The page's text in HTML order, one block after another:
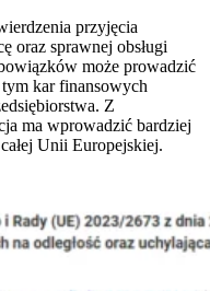
przyjęcia
oraz sprawnej obsługi
może prowadzić
kar finansowych
Z
ma wprowadzić bardziej
Unii Europejskiej.